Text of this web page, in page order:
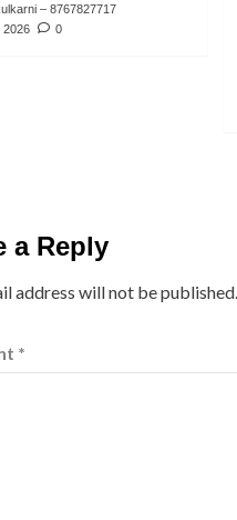
– 8767827717
2026
0
a Reply
address will not be published.
*